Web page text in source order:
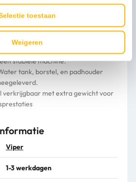
toestaan
Weigeren
borstel bevestiging.
product. Aluminum
tandwielaandrijving, laag
stabiele machine.
tank, borstel, en padhouder
verkrijgbaar met extra gewicht voor
Viper
1-3 werkdagen